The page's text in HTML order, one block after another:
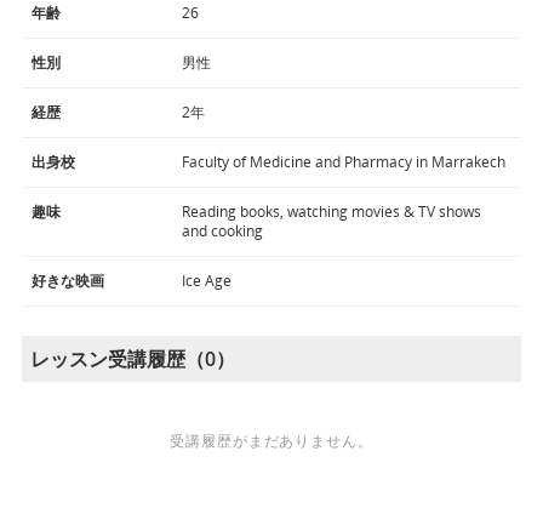
年齢 26
性別 男性
経歴 2年
出身校 Faculty of Medicine and Pharmacy in Marrakech
趣味
Reading books, watching movies & TV shows
and cooking
好きな映画 Ice Age
レッスン受講履歴（0）
受講履歴がまだありません。